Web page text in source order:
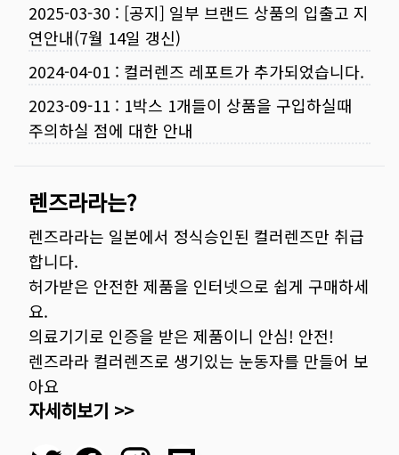
2025-03-30 : [공지] 일부 브랜드 상품의 입출고 지
연안내(7월 14일 갱신)
2024-04-01 : 컬러렌즈 레포트가 추가되었습니다.
2023-09-11 : 1박스 1개들이 상품을 구입하실때
주의하실 점에 대한 안내
렌즈라라는?
렌즈라라는 일본에서 정식승인된 컬러렌즈만 취급
합니다.
허가받은 안전한 제품을 인터넷으로 쉽게 구매하세
요.
의료기기로 인증을 받은 제품이니 안심! 안전!
렌즈라라 컬러렌즈로 생기있는 눈동자를 만들어 보
아요
자세히보기 >>